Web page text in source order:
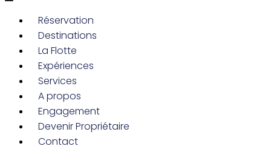
Réservation
Destinations
La Flotte
Expériences
Services
A propos
Engagement
Devenir Propriétaire
Contact